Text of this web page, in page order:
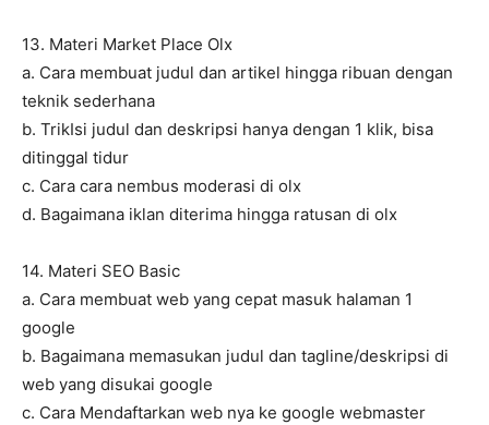
13. Materi Market Place Olx
a. Cara membuat judul dan artikel hingga ribuan dengan
teknik sederhana
b. TrikIsi judul dan deskripsi hanya dengan 1 klik, bisa
ditinggal tidur
c. Cara cara nembus moderasi di olx
d. Bagaimana iklan diterima hingga ratusan di olx
14. Materi SEO Basic
a. Cara membuat web yang cepat masuk halaman 1
google
b. Bagaimana memasukan judul dan tagline/deskripsi di
web yang disukai google
c. Cara Mendaftarkan web nya ke google webmaster